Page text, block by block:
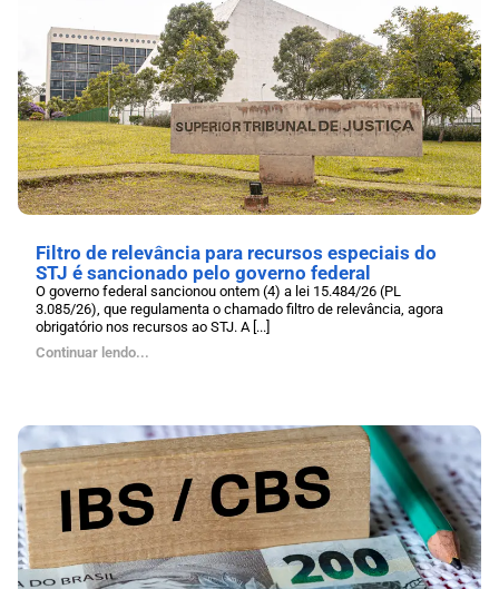
Filtro de relevância para recursos especiais do
STJ é sancionado pelo governo federal
O governo federal sancionou ontem (4) a lei 15.484/26 (PL
3.085/26), que regulamenta o chamado filtro de relevância, agora
obrigatório nos recursos ao STJ. A [...]
Continuar lendo...